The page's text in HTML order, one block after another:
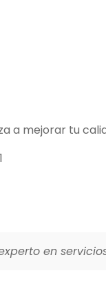
a mejorar tu
en